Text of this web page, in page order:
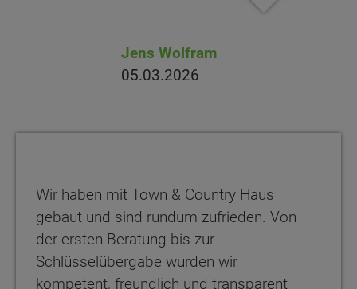
Jens Wolfram
05.03.2026
Wir haben mit Town & Country Haus
gebaut und sind rundum zufrieden. Von
der ersten Beratung bis zur
Schlüsselübergabe wurden wir
kompetent, freundlich und transparent